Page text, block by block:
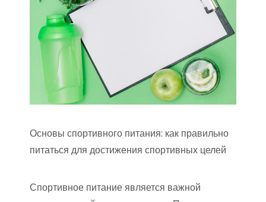
Основы спортивного питания: как правильно
питаться для достижения спортивных целей
Спортивное питание является важной